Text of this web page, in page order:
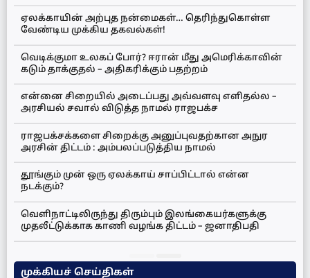
ஏலக்காயின் அற்புத நன்மைகள்… தெரிந்துகொள்ள
வேண்டிய முக்கிய தகவல்கள்!
வெடிக்குமா உலகப் போர்? ஈரான் மீது அமெரிக்காவின்
கடும் தாக்குதல் – அதிகரிக்கும் பதற்றம்
என்னை சிறையில் அடைப்பது அவ்வளவு எளிதல்ல –
அரசியல் சவால் விடுத்த நாமல் ராஜபக்ச
ராஜபக்சக்களை சிறைக்கு அனுப்புவதற்கான அநுர
அரசின் திட்டம் : அம்பலப்படுத்திய நாமல்
தூங்கும் முன் ஒரு ஏலக்காய் சாப்பிட்டால் என்ன
நடக்கும்?
வெளிநாட்டிலிருந்து திரும்பும் இலங்கையர்களுக்கு
முதலீட்டுக்காக காணி வழங்க திட்டம் – ஜனாதிபதி
முக்கியச் செய்திகள்